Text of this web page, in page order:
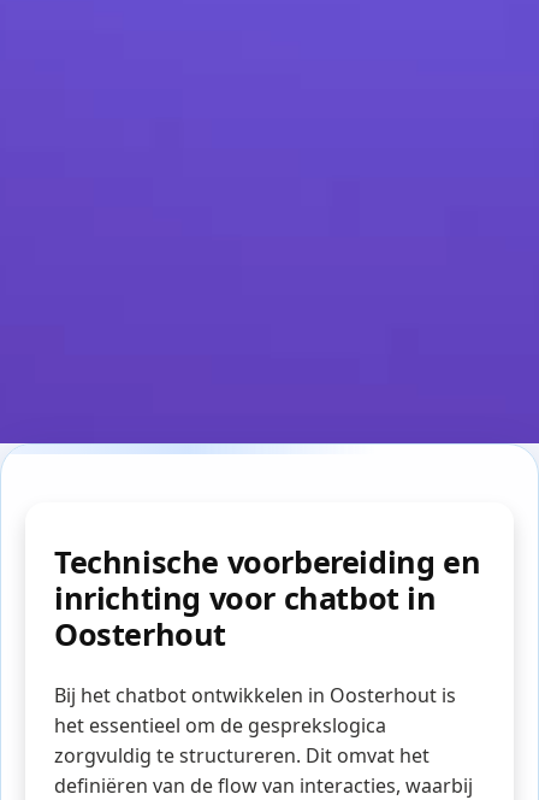
Technische voorbereiding en
inrichting voor chatbot in
Oosterhout
Bij het chatbot ontwikkelen in Oosterhout is
het essentieel om de gesprekslogica
zorgvuldig te structureren. Dit omvat het
definiëren van de flow van interacties, waarbij